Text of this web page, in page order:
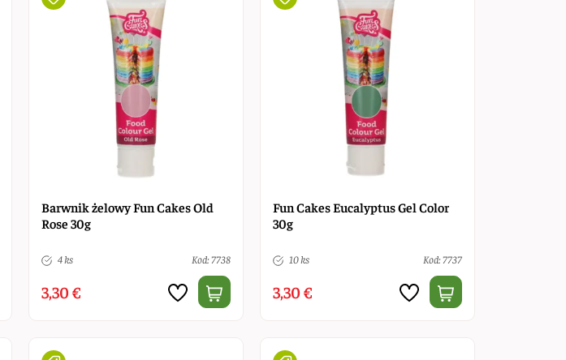
Barwnik żelowy Fun Cakes Old
Rose 30g
4 ks Kod: 7738
3,30 €
Fun Cakes Eucalyptus Gel Color
30g
10 ks Kod: 7737
3,30 €